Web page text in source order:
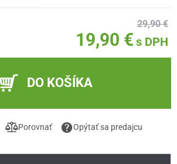
29,90 €
19,90 € s DPH
DO KOŠÍKA
Porovnať Opýtať sa predajcu